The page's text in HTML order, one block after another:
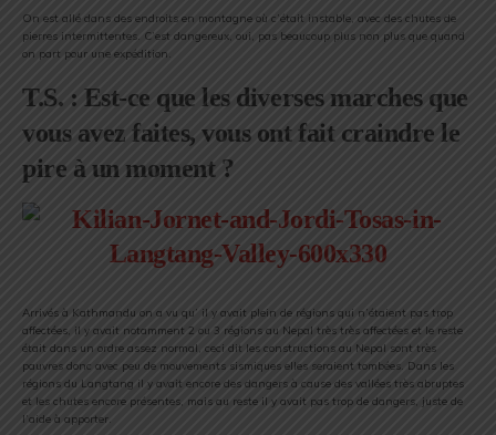
On est allé dans des endroits en montagne où c’était instable, avec des chutes de
pierres intermittentes. C’est dangereux, oui, pas beaucoup plus non plus que quand
on part pour une expédition.
T.S. : Est-ce que les diverses marches que
vous avez faites, vous ont fait craindre le
pire à un moment ?
Arrivés à Kathmandu on a vu qu’ il y avait plein de régions qui n’étaient pas trop
affectées, il y avait notamment 2 ou 3 régions au Nepal très très affectées et le reste
était dans un ordre assez normal, ceci dit les constructions au Nepal sont très
pauvres donc avec peu de mouvements sismiques elles seraient tombées. Dans les
régions du Langtang il y avait encore des dangers à cause des vallées très abruptes
et les chutes encore présentes, mais au reste il y avait pas trop de dangers, juste de
l’aide à apporter.